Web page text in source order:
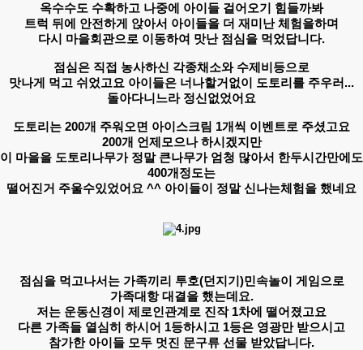
옥수수도 수확하고 나중에 아이들 걸어오기 힘들까봐
트럭 뒤에 안전하게 앉아서 아이들을 더 재미난 체험을하며
다시 마을회관으로 이동하여 맛난 점심을 먹었답니다.
점심은 직접 농사하신 각종채소와 수제비등으로
맛나게 먹고 쉬었고요 아이들은 너나할거없이 도토리를 주우러...
돌아다니느라 정신없었어요
도토리는 200개 주워오면 아이스크림 1개씩 이벤트로 주셨고요
200개 언제모으나 하시겠지만
이 마을을 도토리나무가 정말 큰나무가 엄청 많아서 한두시간만에도
400개정도는
떨어진거 주울수있었어요 ^^ 아이들이 정말 신나는체험을 했네요​
​점심을 먹고나서는 가족끼리 투호(던지기)민속놀이 게임으로
가족대항 대결을 했는데요.
저는 운동신경이 제로인관계로 진작 1차에 떨어졌고요
다른 가족들 열심히 하시어 1등하시고 1등은 영광만 받으시고
참가한 아이들 모두 멋진 문구류 선물 받았답니다.